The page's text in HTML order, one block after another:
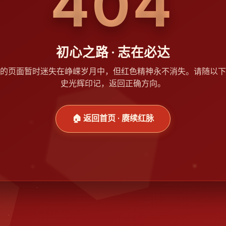
初心之路 · 志在必达
页面暂时迷失在峥嵘岁月中，但红色精神永不消失。请随以
史光辉印记，返回正确方向。
🏠 返回首页 · 赓续红脉